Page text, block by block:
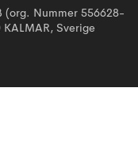
(org. Nummer 556628-
Sverige